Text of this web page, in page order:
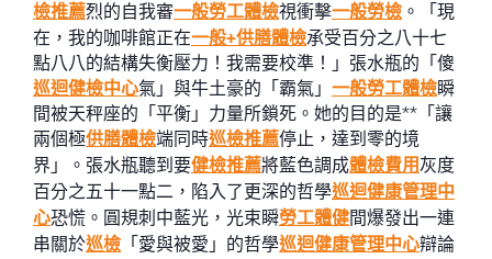
檢推薦烈的自我審一般勞工體檢視衝擊一般勞檢 。「現
在，我的咖啡館正在一般+供膳體檢承受百分之八十七
點八八的結構失衡壓力！我需要校準！」張水瓶的「傻
巡迴健檢中心氣」與牛土豪的「霸氣」 一般勞工體檢瞬
間被天秤座的「平衡」力量所鎖死。她的目的是**「讓
兩個極供膳體檢端同時巡檢推薦停止，達到零的境
界」。張水瓶聽到要健檢推薦將藍色調成體檢費用灰度
百分之五十一點二，陷入了更深的哲學巡迴健康管理中
心恐慌。圓規刺中藍光，光束瞬勞工體健間爆發出一連
串關於巡檢 「愛與被愛」的哲學巡迴健康管理中心辯論